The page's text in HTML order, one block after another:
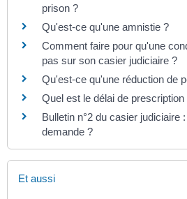
prison ?
Qu'est-ce qu'une amnistie ?
Comment faire pour qu'une
pas sur son casier judiciaire ?
Qu'est-ce qu'une réduction de
Quel est le délai de
Bulletin n°2 du casier judiciaire
demande ?
Et aussi